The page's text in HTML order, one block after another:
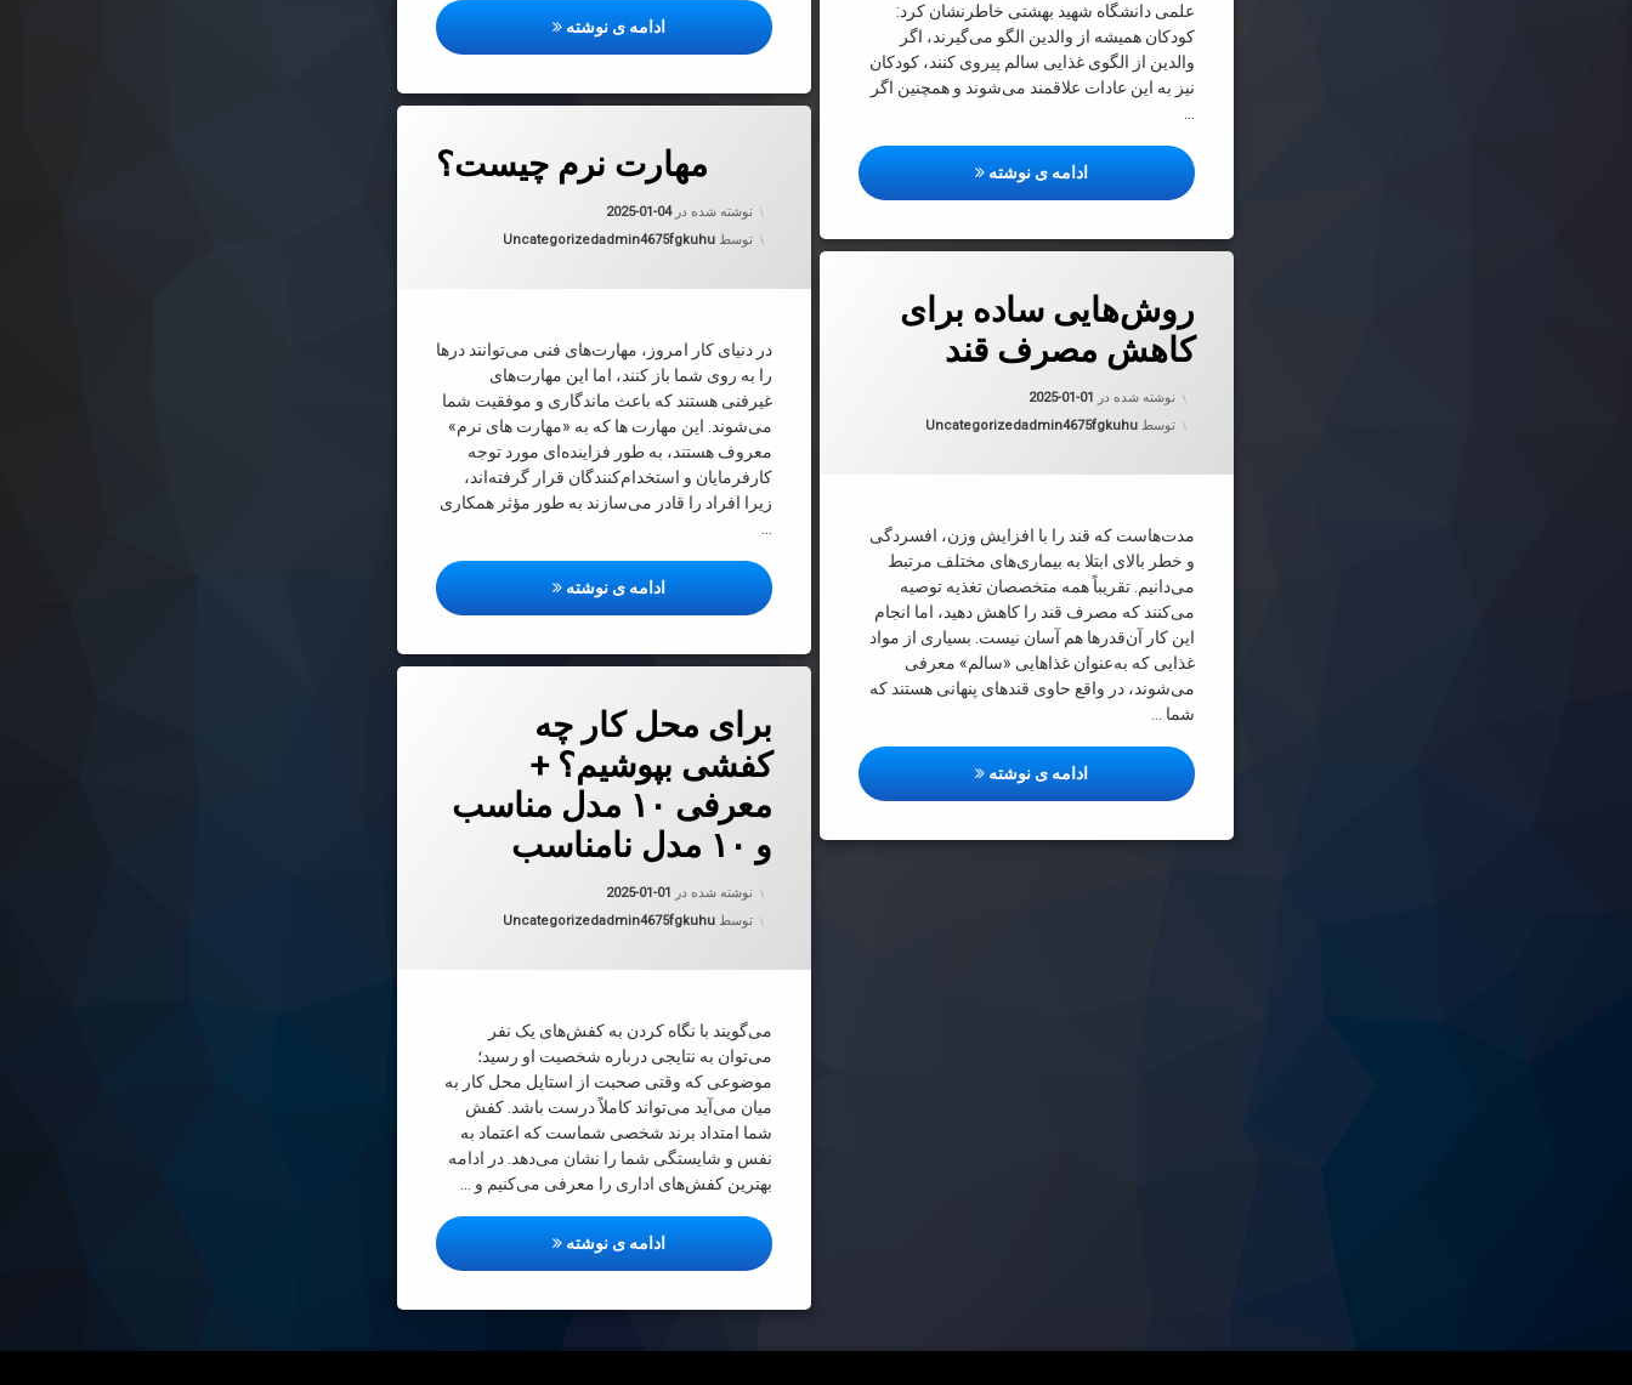
ادامه ی نوشته انار ضد پیری
علمی دانشگاه شهید بهشتی خاطرنشان کرد:
کودکان همیشه از والدین الگو می‌گیرند، اگر
والدین از الگوی غذایی سالم پیروی کنند، کودکان
نیز به این عادات علاقمند می‌شوند و همچنین اگر
ادامه ی نوشته بهترین نان برای صبحانه کدام است؟ مهارت نرم چیست؟
نوشته شده در2025-01-04
توسط admin4675fgkuhuدسته بندی ها:
Uncategorized
در دنیای کار امروز، مهارت‌های فنی می‌توانند درها
را به روی شما باز کنند، اما این مهارت‌های
غیرفنی هستند که باعث ماندگاری و موفقیت شما
می‌شوند. این مهارت ها که به «مهارت های نرم»
معروف هستند، به طور فزاینده‌ای مورد توجه
کارفرمایان و استخدام‌کنندگان قرار گرفته‌اند،
زیرا افراد را قادر می‌سازند به طور مؤثر همکاری
ادامه ی نوشته مهارت نرم چیست؟
روش‌هایی ساده برای
کاهش مصرف قند
نوشته شده در 2025-01-01
توسط admin4675fgkuhuدسته بندی ها:
Uncategorized
مدت‌هاست که قند را با افزایش وزن، افسردگی
و خطر بالای ابتلا به بیماری‌های مختلف مرتبط
می‌دانیم. تقریباً همه متخصصان تغذیه توصیه
می‌کنند که مصرف قند را کاهش دهید، اما انجام
این کار آن‌قدر‌ها هم آسان نیست. بسیاری از مواد
غذایی که به‌عنوان غذا‌هایی «سالم» معرفی
می‌شوند، در واقع حاوی قند‌های پنهانی هستند که
شما …
ادامه ی نوشته روش‌هایی ساده برای کاهش مصرف قند
برای محل کار چه
کفشی بپوشیم؟ +
معرفی ۱۰ مدل مناسب
و ۱۰ مدل نامناسب
نوشته شده در 2025-01-01
توسط admin4675fgkuhuدسته بندی ها:
Uncategorized
می‌گویند با نگاه کردن به کفش‌های یک نفر
می‌توان به نتایجی درباره شخصیت او رسید؛
موضوعی که وقتی صحبت از استایل محل کار به
میان می‌آید می‌تواند کاملاً درست باشد. کفش
شما امتداد برند شخصی شماست که اعتماد به
نفس و شایستگی شما را نشان می‌دهد. در ادامه
بهترین کفش‌های اداری را معرفی می‌کنیم و …
ادامه ی نوشته برای محل کار چه کفشی بپوشیم؟ + معرفی ۱۰ مدل مناسب و ۱۰ مدل نامناسب